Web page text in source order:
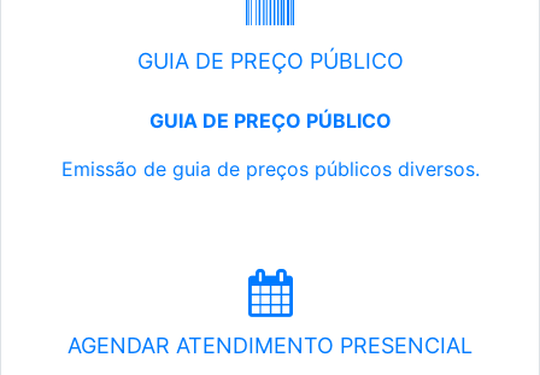
GUIA DE PREÇO PÚBLICO
GUIA DE PREÇO PÚBLICO
Emissão de guia de preços públicos diversos.
AGENDAR ATENDIMENTO PRESENCIAL